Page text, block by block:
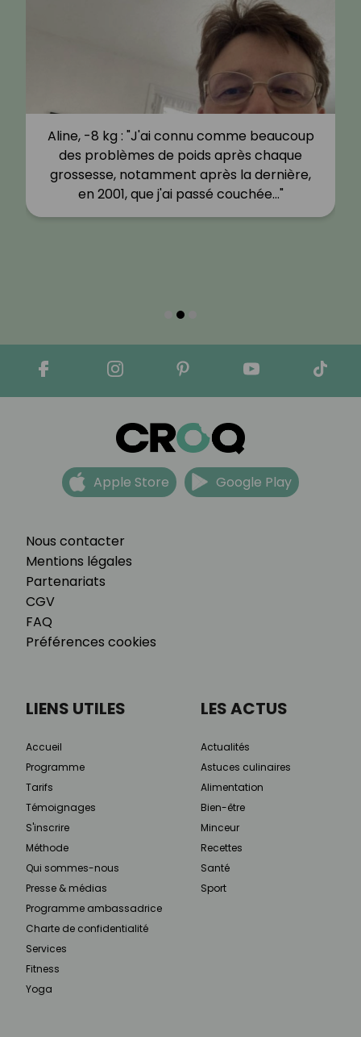
Aline, -8 kg : "J'ai connu comme beaucoup
des problèmes de poids après chaque
grossesse, notamment après la dernière,
en 2001, que j'ai passé couchée…"
Nous contacter
Mentions légales
Partenariats
CGV
FAQ
Préférences cookies
Apple Store Google Play
LIENS UTILES
Accueil
Programme
Tarifs
Témoignages
S'inscrire
Méthode
Qui sommes-nous
Presse & médias
Programme ambassadrice
Charte de confidentialité
Services
Fitness
Yoga
LES ACTUS
Actualités
Astuces culinaires
Alimentation
Bien-être
Minceur
Recettes
Santé
Sport